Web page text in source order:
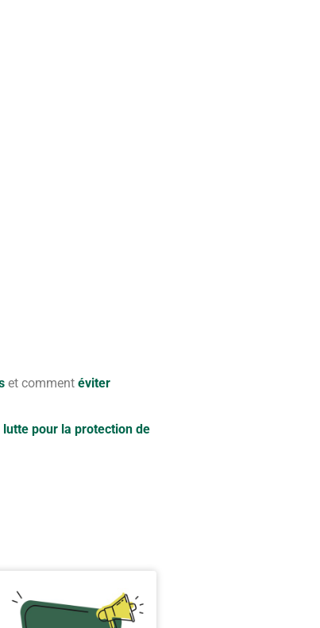
et comment éviter
lutte pour la protection de